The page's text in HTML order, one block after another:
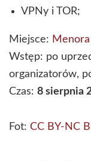
VPNy i TOR;
Miejsce: Menora
Wstęp: po
organizatorów,
Czas: 8 sierpnia
Fot: CC BY-NC